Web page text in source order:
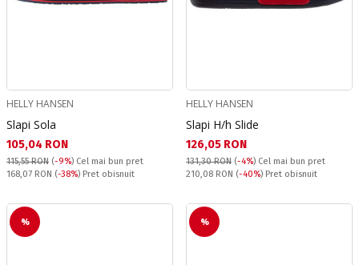
HELLY HANSEN
Slapi Sola
Текуща цена:
105,04 RON
115,55 RON (-9%) Cel mai bun pret
Pret obisnuit:
168,07 RON (-38%) Pret obisnuit
HELLY HANSEN
Slapi H/h Slide
Текуща цена:
126,05 RON
131,30 RON (-4%) Cel mai bun pret
Pret obisnuit:
210,08 RON (-40%) Pret obisnuit
% %